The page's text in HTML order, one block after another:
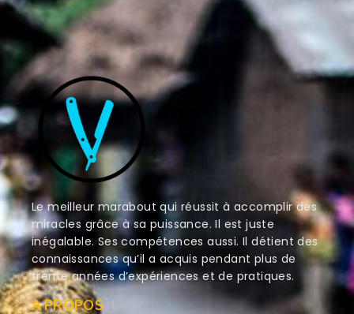
Le meilleur marabout qui réussit à accomplir des
miracles grâce à sa puissance. Il est juste
inégalable. Ses compétences aussi. Il détient des
connaissances qu’il a acquis pendant plus de
trente années d’expériences et de pratiques.
A PROPOS